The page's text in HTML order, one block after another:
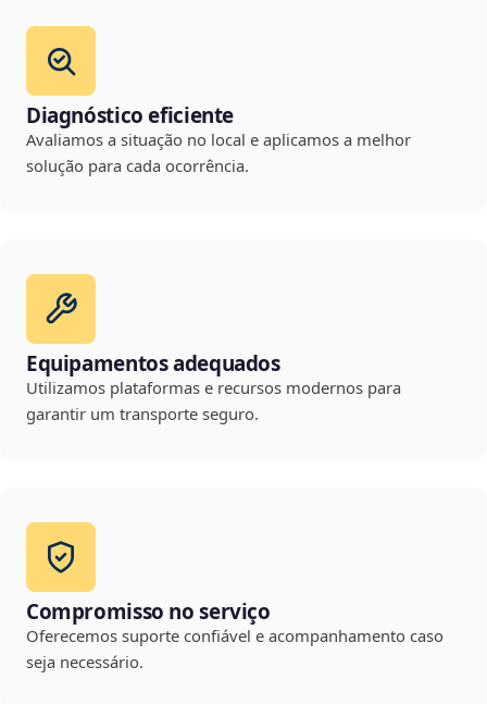
Diagnóstico eficiente
Avaliamos a situação no local e aplicamos a melhor
solução para cada ocorrência.
Equipamentos adequados
Utilizamos plataformas e recursos modernos para
garantir um transporte seguro.
Compromisso no serviço
Oferecemos suporte confiável e acompanhamento caso
seja necessário.